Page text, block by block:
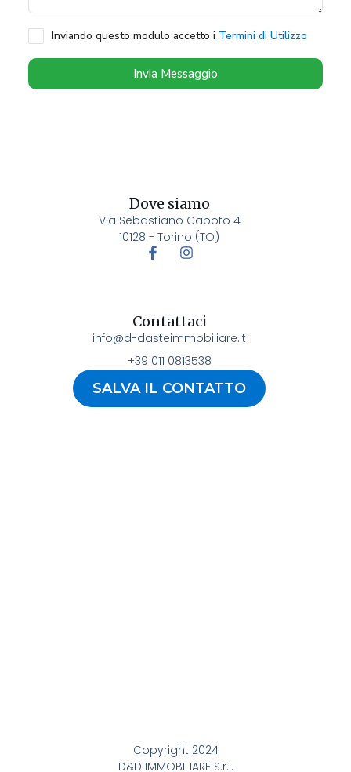
Inviando questo modulo accetto i Termini di Utilizzo
Invia Messaggio
Copyright 2024
D&D IMMOBILIARE S.r.l.
Dove siamo
Via Sebastiano Caboto 4
10128 - Torino (TO)
Contattaci
info@d-dasteimmobiliare.it
+39 011 0813538
SALVA IL CONTATTO